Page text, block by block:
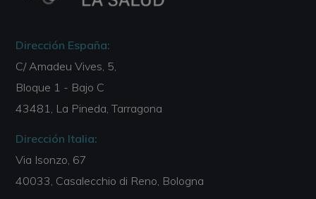
Dirección España:
C/ Amadeu Vives, 5,
Bloque 1 - Bajo C
43481, La Pineda, Tarragona
Dirección Italia:
Via Isonzo, 67
40033, Casalecchio di Reno, Bologna